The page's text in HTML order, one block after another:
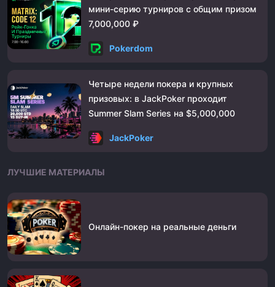
мини-серию турниров с общим призом
7,000,000 ₽
Pokerdom
Четыре недели покера и крупных
призовых: в JackPoker проходит
Summer Slam Series на $5,000,000
JackPoker
ЛУЧШИЕ МАТЕРИАЛЫ
Онлайн-покер на реальные деньги